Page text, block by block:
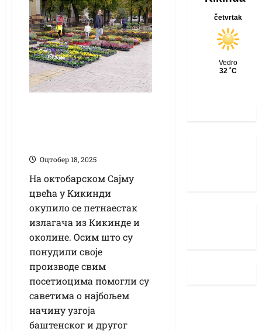
Оцтобер 18, 2025
На октобарском Сајму
цвећа у Кикинди
окупило се петнаестак
излагача из Кикинде и
околине. Осим што су
понудили своје
производе свим
посетиоцима помогли су
саветима о најбољем
начину узгоја
баштенског и другог